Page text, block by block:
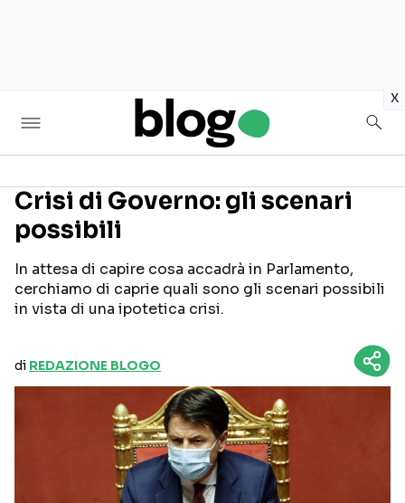
x
Crisi di Governo: gli scenari
possibili
In attesa di capire cosa accadrà in Parlamento,
cerchiamo di caprie quali sono gli scenari possibili
in vista di una ipotetica crisi.
di REDAZIONE BLOGO